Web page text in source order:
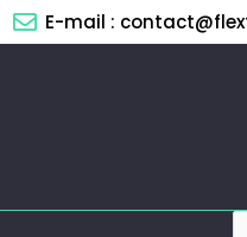
E-mail :